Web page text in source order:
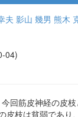
夫 影山 幾男 熊木
04)
回筋皮神経の皮
枝は貧弱であ